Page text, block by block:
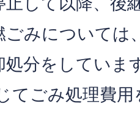
ごみについては
処分をしていま
てごみ処理費